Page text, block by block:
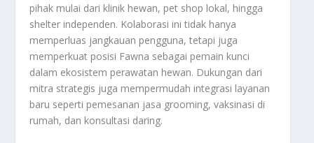
pihak mulai dari klinik hewan, pet shop lokal, hingga
shelter independen. Kolaborasi ini tidak hanya
memperluas jangkauan pengguna, tetapi juga
memperkuat posisi Fawna sebagai pemain kunci
dalam ekosistem perawatan hewan. Dukungan dari
mitra strategis juga mempermudah integrasi layanan
baru seperti pemesanan jasa grooming, vaksinasi di
rumah, dan konsultasi daring.